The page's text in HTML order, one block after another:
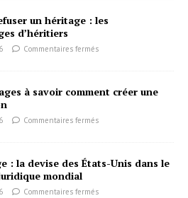
un héritage : les
d’héritiers
Commentaires fermés
à savoir comment créer une
Commentaires fermés
: la devise des États-Unis dans le
mondial
Commentaires fermés